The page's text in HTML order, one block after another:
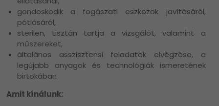
gondoskodik a fogászati eszközök javításáról,
pótlásáról,
sterilen, tisztán tartja a vizsgálót, valamint a
műszereket,
általános asszisztensi feladatok elvégzése, a
legújabb anyagok és technológiák ismeretének
birtokában
Amit kínálunk: